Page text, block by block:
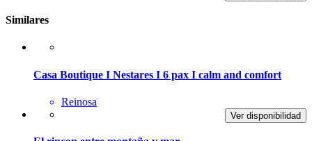
Similares
Casa Boutique I Nestares I 6 pax I calm and comfort
Reinosa
Ver disponibilidad